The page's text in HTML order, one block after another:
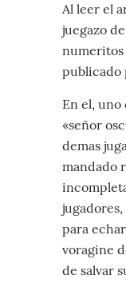
Al leer el
juegazo
numeritos
publicado
En el, uno
«señor
demas
mandado
para
voragine
de salvar